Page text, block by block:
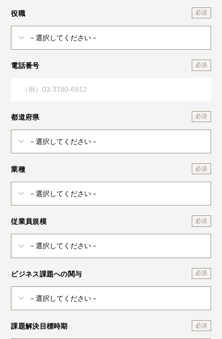
役職
電話番号
都道府県
業種
従業員規模
ビジネス課題への関与
課題解決目標時期